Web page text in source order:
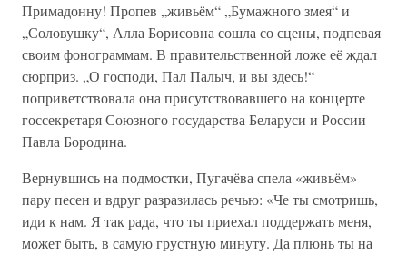
Примадонну! Пропев „живьём“ „Бумажного змея“ и
„Соловушку“, Алла Борисовна сошла со сцены, подпевая
своим фонограммам. В правительственной ложе её ждал
сюрприз. „О господи, Пал Палыч, и вы здесь!“
поприветствовала она присутствовавшего на концерте
госсекретаря Союзного государства Беларуси и России
Павла Бородина.
Вернувшись на подмостки, Пугачёва спела «живьём»
пару песен и вдруг разразилась речью: «Че ты смотришь,
иди к нам. Я так рада, что ты приехал поддержать меня,
может быть, в самую грустную минуту. Да плюнь ты на